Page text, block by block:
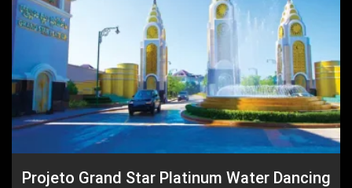
Projeto Grand Star Platinum Water Dancing